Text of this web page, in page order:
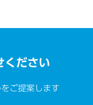
ください
ご提案します